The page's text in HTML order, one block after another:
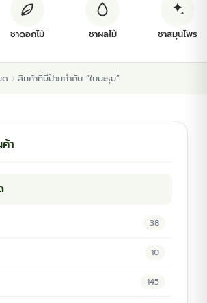
รชาดอกไม้ ชาผลไม้ ชาสมุนไพร
ด สินค้าที่มีป้ายกำกับ “ใบมะรุม”
า
38
10
145